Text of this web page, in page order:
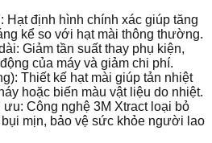
Hạt định hình chính xác giúp tăng
kể so với hạt mài thông thường.
Giảm tần suất thay phụ kiện,
của máy và giảm chi phí.
Thiết kế hạt mài giúp tản nhiệt
hoặc biến màu vật liệu do nhiệt.
ưu: Công nghệ 3M Xtract loại bỏ
mịn, bảo vệ sức khỏe người lao